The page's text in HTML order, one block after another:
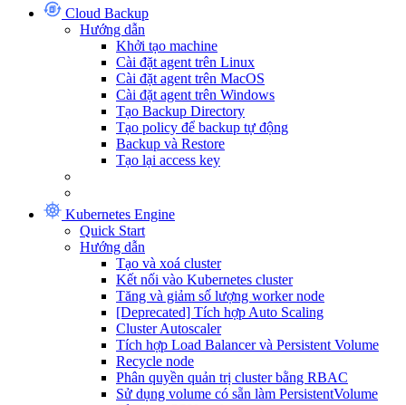
Cloud Backup
Hướng dẫn
Khởi tạo machine
Cài đặt agent trên Linux
Cài đặt agent trên MacOS
Cài đặt agent trên Windows
Tạo Backup Directory
Tạo policy để backup tự động
Backup và Restore
Tạo lại access key
Kubernetes Engine
Quick Start
Hướng dẫn
Tạo và xoá cluster
Kết nối vào Kubernetes cluster
Tăng và giảm số lượng worker node
[Deprecated] Tích hợp Auto Scaling
Cluster Autoscaler
Tích hợp Load Balancer và Persistent Volume
Recycle node
Phân quyền quản trị cluster bằng RBAC
Sử dụng volume có sẵn làm PersistentVolume